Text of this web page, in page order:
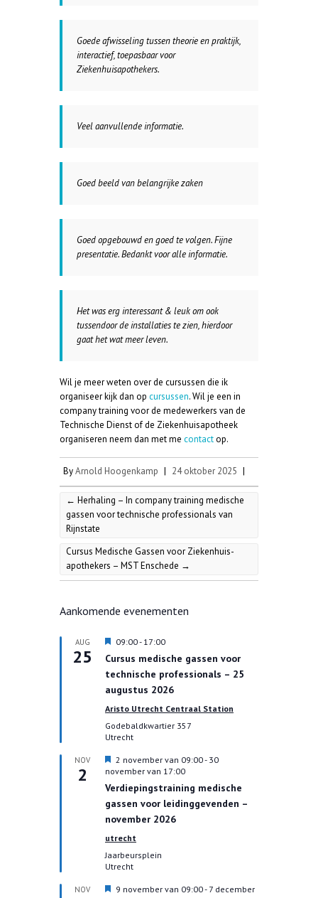
Goede afwisseling tussen theorie en praktijk,
interactief, toepasbaar voor
Ziekenhuisapothekers.
Veel aanvullende informatie.
Goed beeld van belangrijke zaken
Goed opgebouwd en goed te volgen. Fijne
presentatie. Bedankt voor alle informatie.
Het was erg interessant & leuk om ook
tussendoor de installaties te zien, hierdoor
gaat het wat meer leven.
Wil je meer weten over de cursussen die ik
organiseer kijk dan op cursussen. Wil je een in
company training voor de medewerkers van de
Technische Dienst of de Ziekenhuisapotheek
organiseren neem dan met me contactop.
ByArnold Hoogenkamp | 24 oktober 2025 |
← Herhaling – In company training medische
gassen voor technische professionals van
Rijnstate
Cursus Medische Gassen voor Ziekenhuis-
apothekers – MST Enschede →
Aankomende evenementen
AUG
25
U
t
g
e
l
i
h
t
09:00- 17:00
Cursus medische gassen voor
technische professionals – 25
augustus 2026
Aristo Utrecht Centraal Station
Godebaldkwartier 357
Utrecht
NOV
2
U
i
g
e
l
c
t
2 november van 09:00- 30
november van 17:00
Verdiepingstraining medische
gassen voor leidinggevenden –
november 2026
utrecht
Jaarbeursplein
Utrecht
NOV
U
9 november van 09:00- 7 december